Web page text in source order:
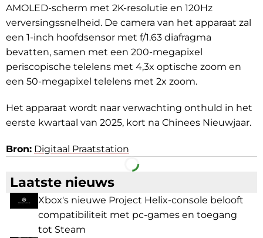
AMOLED-scherm met 2K-resolutie en 120Hz
verversingssnelheid. De camera van het apparaat zal
een 1-inch hoofdsensor met f/1.63 diafragma
bevatten, samen met een 200-megapixel
periscopische telelens met 4,3x optische zoom en
een 50-megapixel telelens met 2x zoom.
Het apparaat wordt naar verwachting onthuld in het
eerste kwartaal van 2025, kort na Chinees Nieuwjaar.
Bron: Digitaal Praatstation
Facebook Telegram
Laatste nieuws
Xbox's nieuwe Project Helix-console belooft
compatibiliteit met pc-games en toegang
tot Steam